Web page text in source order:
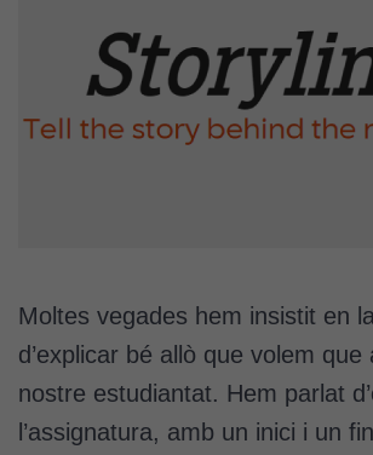
Moltes vegades hem insistit en
d’explicar bé allò que volem que
nostre estudiantat. Hem parlat
l’assignatura, amb un inici i un